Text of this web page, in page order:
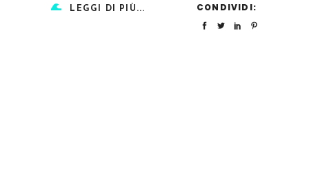
LEGGI DI PIÙ... CONDIVIDI: